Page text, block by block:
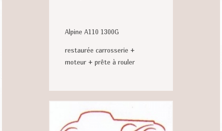
Alpine A110 1300G
restaurée carrosserie +
moteur + prête à rouler